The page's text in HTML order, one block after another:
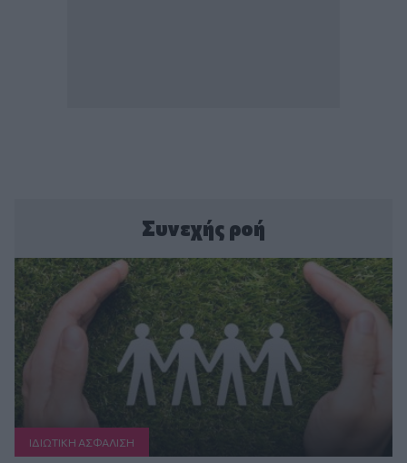
Συνεχής ροή
ΙΔΙΩΤΙΚΗ ΑΣΦAΛΙΣΗ